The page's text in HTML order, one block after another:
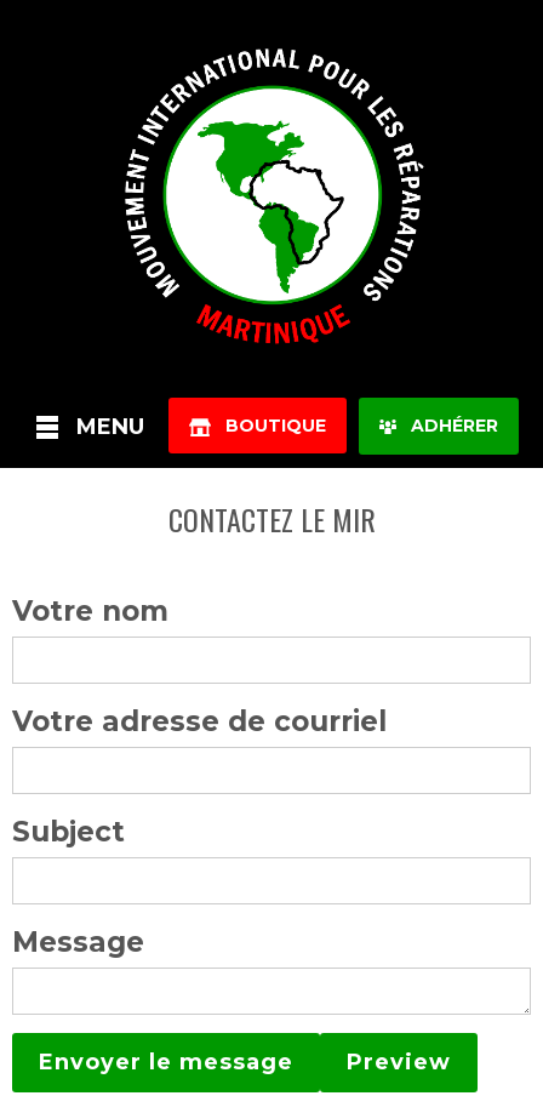
ADHÉRER
BOUTIQUE
MENU
CONTACTEZ LE MIR
Votre nom
Votre adresse de courriel
Subject
Message
Envoyer le message Preview